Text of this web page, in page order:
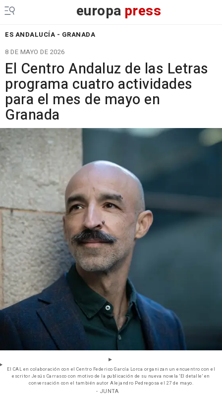
europa press
ES ANDALUCÍA - GRANADA
8 DE MAYO DE 2026
El Centro Andaluz de las Letras
programa cuatro actividades
para el mes de mayo en
Granada
El CAL en colaboración con el Centro Federico García Lorca organizan un encuentro con el
escritor Jesús Carrasco con motivo de la publicación de su nueva novela 'El detalle' en
conversación con el también autor Alejandro Pedregosa el 27 de mayo.
- JUNTA